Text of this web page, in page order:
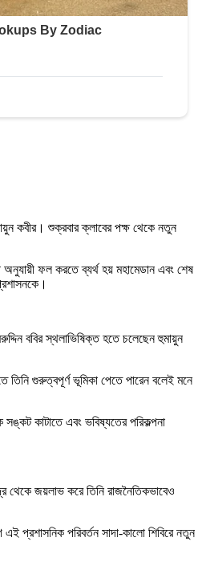
কবীর। শুক্রবার ক্লাবের পক্ষ থেকে নতুন
ফল করতে ব্যর্থ হয় মহামেডান এবং শেষ
ববির স্থলাভিষিক্ত হতে চলেছেন হুমায়ুন
গুরুত্বপূর্ণ ভূমিকা পেতে পারেন বলেই মনে
কাটাতে এবং ভবিষ্যতের পরিকল্পনা
থেকে জয়লাভ করে তিনি রাজনৈতিকভাবেও
প্রশাসনিক পরিবর্তন সাদা-কালো শিবিরে নতুন